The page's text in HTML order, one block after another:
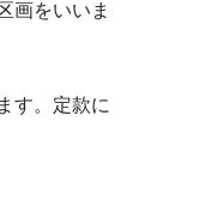
画をいいま
す。定款に